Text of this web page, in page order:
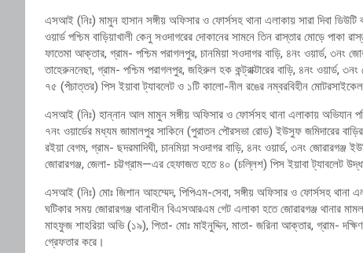
এসআই (নিঃ) মামুন হাসান সঙ্গীয় অফিসার ও ফোর্সসহ থানা এলাকায় সারা দিবা
ওয়ার্ড পশ্চিম বাড়িয়াখালী কেনু সওদাগরের দোকানের সামনে তিন রাস্তার মোড়ে
ফাতেমা আক্তার, গ্রাম- পশ্চিম পরাগলপুর, চানমিয়া সওদাগর বাড়ি, ৪নং ওয়ার্ড, ৩নং
তাহেরুননেছা, গ্রাম- পশ্চিম পরাগলপুর, জহিরুল হক কন্ট্রাক্টারের বাড়ি, ৪নং ওয়ার্ড,
৭৫ (পঁচাত্তর) পিস ইয়াবা ট্যাবলেট ও ১টি কালো-নীল রঙের নম্বরবিহীন
এসআই (নিঃ) হান্নান আল মামুন সঙ্গীয় অফিসার ও ফোর্সসহ থানা এলাকায় অভিযান
৭নং ওয়ার্ডের মধ্যম জামালপুর সাকিনে (পুরাতন পৌরসভা রোড) ইউসুফ জমিদারের
রইয়া বেগম, গ্রাম- ছদরমাদিঘী, চানমিয়া সওদাগর বাড়ি, ৪নং ওয়ার্ড, ৩নং জোরারগঞ্জ
জোরারগঞ্জ, জেলা- চট্টগ্রাম—এর হেফাজত হতে ৪০ (চল্লিশ) পিস ইয়াবা ট্যাবলেট
এসআই (নিঃ) মোঃ জিশান আহম্মেদ, পিপিএম-সেবা, সঙ্গীয় অফিসার ও ফোর্সসহ
ঘটিকার সময় জোরারগঞ্জ থানাধীন বিএসআরএম গেট এলাকা হতে জোরারগঞ্জ থানার
মাহফুজ শাহরিয়া অভি (১৯), পিতা- মোঃ মাইনুদ্দিন, মাতা- জরিনা আক্তার, গ্রাম-
গ্রেফতার করে।